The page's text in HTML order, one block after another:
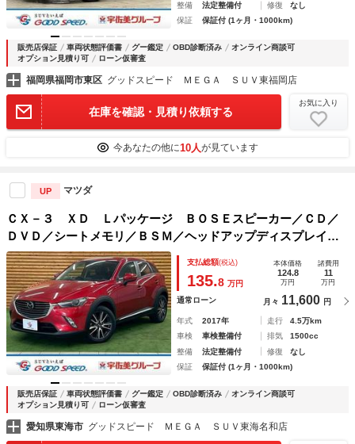
整備
法定整備付 修復
なし
保証
保証付 (1ヶ月・1000km)
販売店保証 車両状態評価書 グー鑑定 OBD診断済み
オンライン商談可
オプション見積り可
ローン仮審査
福岡県福岡市東区 グッドスピード ＭＥＧＡ ＳＵＶ東福岡店
在庫を確認・見積り依頼する
お気に入り
今あなたの他に10人が見ています
UP マツダ
ＣＸ－３ ＸＤ Ｌパッケージ ＢＯＳＥスピーカー／ＣＤ／
ＤＶＤ／シートメモリ／ＢＳＭ／ヘッドアップディスプレイ／
コーナーセンサー／シートヒーター／ステアリングヒーター／
追従クルコン／バックカメラ／パドルシフト／パワーシート
支払総額(税込)
135.8 万円
本体価格
124.8
万円
諸費用
11
万円
通常ローン 月々 11,600 円
年式 2017年 走行
4.5万km
車検
車検整備付 排気
1500cc
整備
法定整備付 修復
なし
保証
保証付 (1ヶ月・1000km)
販売店保証 車両状態評価書 グー鑑定 OBD診断済み
オンライン商談可
オプション見積り可
ローン仮審査
愛知県東海市 グッドスピード ＭＥＧＡ ＳＵＶ東海名和店